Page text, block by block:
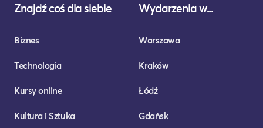
Znajdź coś dla siebie
Biznes
Technologia
Kursy online
Kultura i Sztuka
Wydarzenia w...
Warszawa
Kraków
Łódź
Gdańsk